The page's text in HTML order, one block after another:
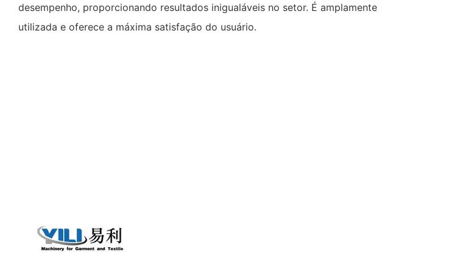
desempenho, proporcionando resultados inigualáveis ​​no setor. É amplamente
utilizada e oferece a máxima satisfação do usuário.